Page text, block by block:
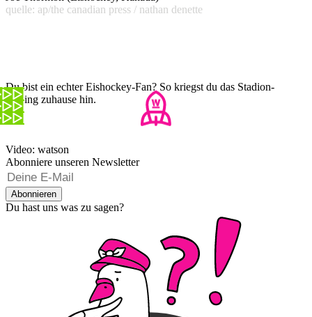
quelle: ap/the canadian press / nathan denette
Du bist ein echter Eishockey-Fan? So kriegst du das Stadion-
Feeling zuhause hin.
Video: watson
Abonniere unseren Newsletter
Abonnieren
Du hast uns was zu sagen?